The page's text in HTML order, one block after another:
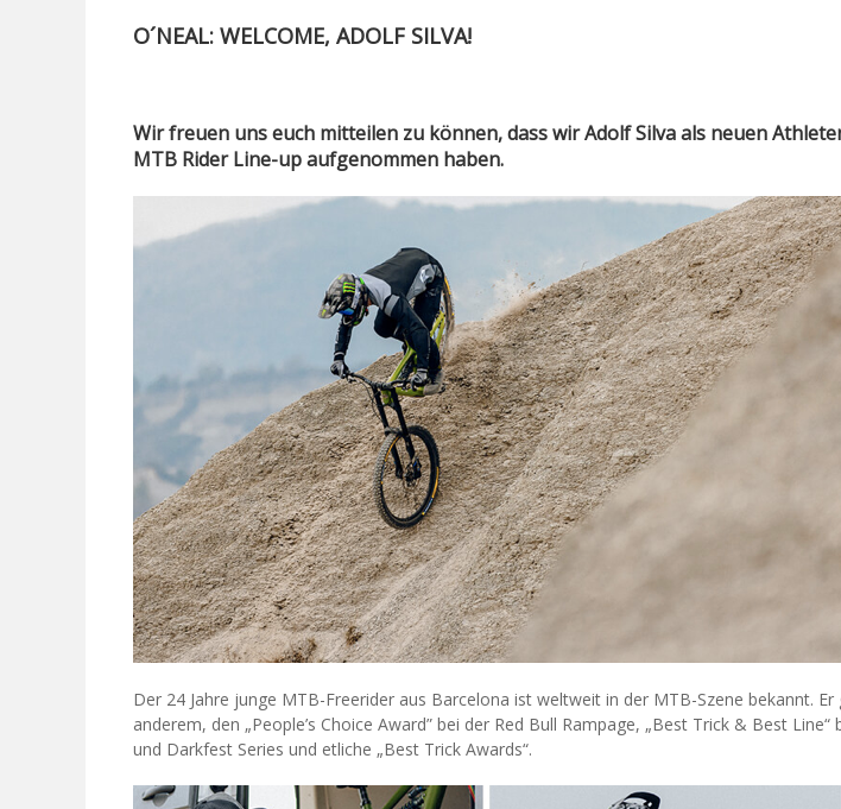
O´NEAL: WELCOME, ADOLF SILVA!
Wir freuen uns euch mitteilen zu können, dass wir Adolf Silva als neuen
MTB Rider Line-up aufgenommen haben.
Der 24 Jahre junge MTB-Freerider aus Barcelona ist weltweit in der MTB-Szene bekannt.
anderem, den „People’s Choice Award” bei der Red Bull Rampage, „Best Trick & Best Line“
und Darkfest Series und etliche „Best Trick Awards“.